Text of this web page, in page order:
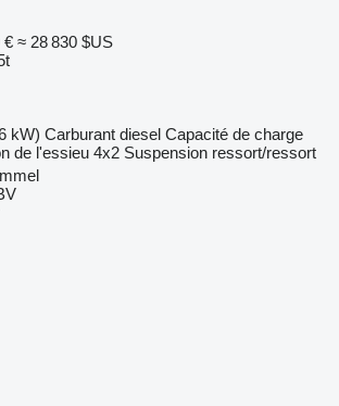
€ ≈ 28 830 $US
kW) Carburant diesel Capacité de charge
de l'essieu 4x2 Suspension ressort/ressort